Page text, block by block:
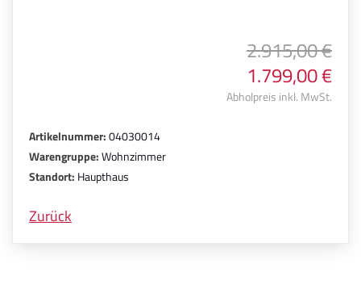
2.915,00 €
1.799,00 €
Abholpreis inkl. MwSt.
Artikelnummer:04030014
Warengruppe:Wohnzimmer
Standort: Haupthaus
Zurück